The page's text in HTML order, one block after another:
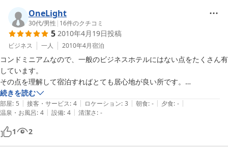
OneLight
30代/男性 | 16件のクチコミ
5 2010年4月19日投稿
ビジネス 一人 2010年4月宿泊
コンドミニアムなので、一般のビジネスホテルにはない点をたくさん有
しています。
その点を理解して宿泊すればとても居心地が良い所です。
・静岡駅からは10〜15分位歩きます。
・チェックインは21時までなので、到着が遅くなる時は一報を入れる
と良いです。
・宿泊者以外はフロントより先へは入れません。
・24時間出入り自由ですが、入口はオートロックで、解錠の仕方をフ
ロントの方から
続きを読む
部屋: 5 | 接客・サービス: 4 | ロケーション: 3 | 朝食: - | 夕食: - |
温泉・お風呂: 4 | 設備: 4 | 清潔さ: -
1 2